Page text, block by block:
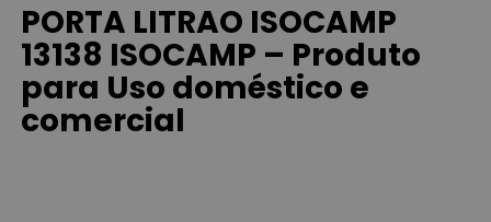
PORTA LITRAO ISOCAMP
13138 ISOCAMP – Produto
para Uso doméstico e
comercial